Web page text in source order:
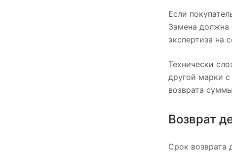
Если
Замена должна
экспертиза на
Технически
другой марки
возврата
Возврат
Срок возврата